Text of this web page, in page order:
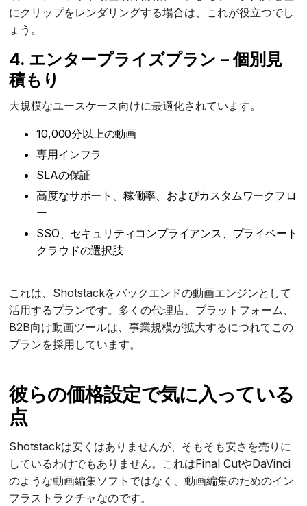
にクリップをレンダリングする場合は、これが役立つでし
ょう。
4. エンタープライズプラン – 個別見
積もり
大規模なユースケース向けに最適化されています。
10,000分以上の動画
専用インフラ
SLAの保証
高度なサポート、稼働率、およびカスタムワークフロ
ー
SSO、セキュリティコンプライアンス、プライベート
クラウドの選択肢
これは、Shotstackをバックエンドの動画エンジンとして
活用するプランです。多くの代理店、プラットフォーム、
B2B向け動画ツールは、事業規模が拡大するにつれてこの
プランを採用しています。
彼らの価格設定で気に入っている
点
Shotstackは安くはありませんが、そもそも安さを売りに
しているわけでもありません。これはFinal CutやDaVinci
のような動画編集ソフトではなく、動画編集のためのイン
フラストラクチャなのです。